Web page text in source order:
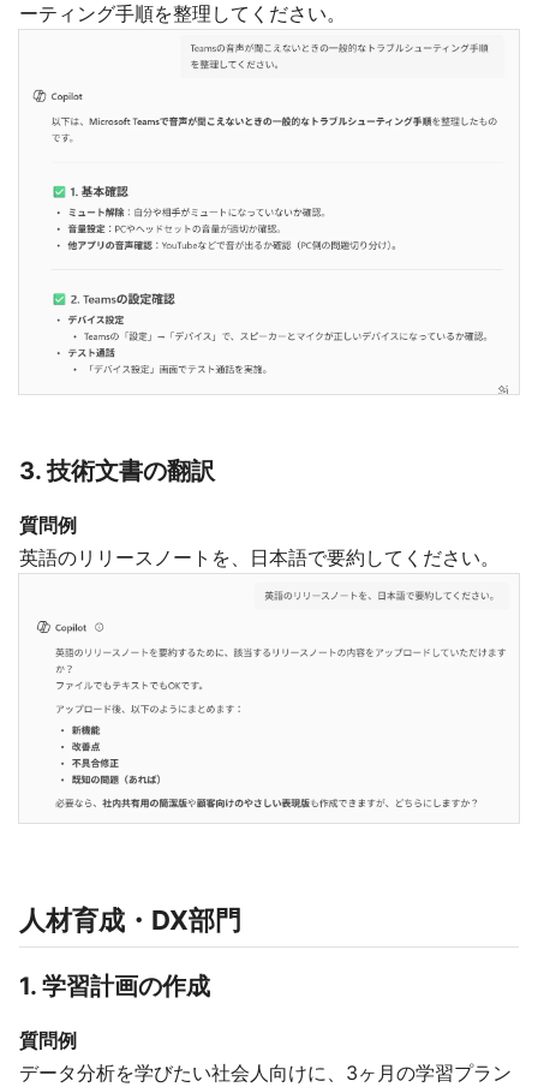
ーティング手順を整理してください。
3. 技術文書の翻訳
質問例
英語のリリースノートを、日本語で要約してください。
人材育成・DX部門
1. 学習計画の作成
質問例
データ分析を学びたい社会人向けに、3ヶ月の学習プラン